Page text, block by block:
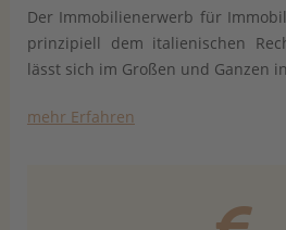
Der Immobilienerwerb für
prinzipiell dem italienischen
lässt sich im Großen und Ganzen
mehr Erfahren